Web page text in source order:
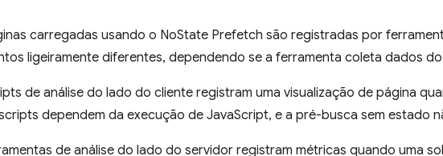
carregadas usando o NoState Prefetch são registradas por
ligeiramente diferentes, dependendo se a ferramenta coleta dados
de análise do lado do cliente registram uma visualização de página
dependem da execução de JavaScript, e a pré-busca sem estado
de análise do lado do servidor registram métricas quando uma